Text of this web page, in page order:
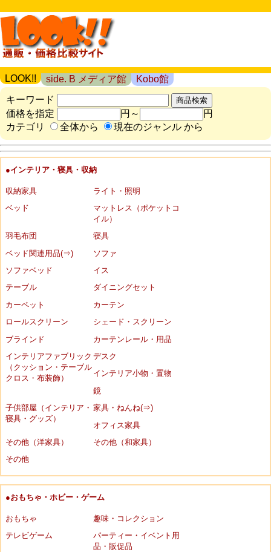
LOOK!! side. B メディア館
Kobo館
キーワード
価格を指定
円～
円
カテゴリ
全体から 現在のジャンル から
●インテリア・寝具・収納
収納家具
ライト・照明
ベッド
マットレス（ポケットコ
イル）
羽毛布団
寝具
ベッド関連用品(⇒)
ソファ
ソファベッド
イス
テーブル
ダイニングセット
カーペット
カーテン
ロールスクリーン
シェード・スクリーン
ブラインド
カーテンレール・用品
インテリアファブリック
（クッション・テーブル
クロス・布装飾）
デスク
インテリア小物・置物
鏡
子供部屋（インテリア・
寝具・グッズ）
家具・ねんね(⇒)
オフィス家具
その他（洋家具）
その他（和家具）
その他
●おもちゃ・ホビー・ゲーム
おもちゃ
趣味・コレクション
テレビゲーム
パーティー・イベント用
品・販促品